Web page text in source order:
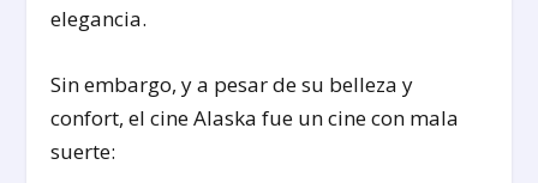
elegancia.
Sin embargo, y a pesar de su belleza y
confort, el cine Alaska fue un cine con mala
suerte: